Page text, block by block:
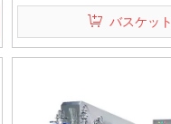
バスケット